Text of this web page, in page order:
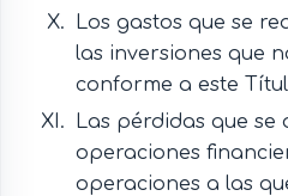
Los gastos que se
las inversiones que
conforme a este
Las pérdidas que se
operaciones
operaciones a las